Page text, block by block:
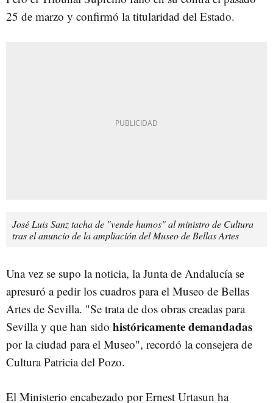
25 de marzo y confirmó la titularidad del Estado.
José Luis Sanz tacha de "vende humos" al ministro de Cultura
tras el anuncio de la ampliación del Museo de Bellas Artes
Una vez se supo la noticia, la Junta de Andalucía se
apresuró a pedir los cuadros para el Museo de Bellas
Artes de Sevilla. "Se trata de dos obras creadas para
Sevilla y que han sido históricamente demandadas
por la ciudad para el Museo", recordó la consejera de
Cultura Patricia del Pozo.
El Ministerio encabezado por Ernest Urtasun ha